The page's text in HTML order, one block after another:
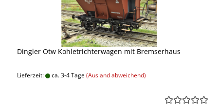
Dingler Otw Kohletrichterwagen mit Bremserhaus
Lieferzeit: ca. 3-4 Tage(Ausland abweichend)